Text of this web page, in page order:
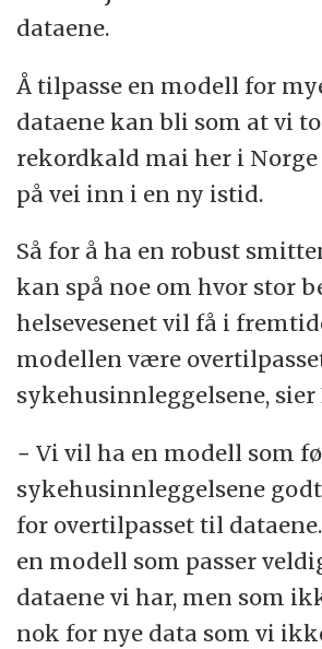
dataene.
Å tilpasse en modell for
dataene kan bli som at vi
rekordkald mai her i Norge
på vei inn i en ny istid.
Så for å ha en robust
kan spå noe om hvor stor
helsevesenet vil få i
modellen være
sykehusinnleggelsene, sier
− Vi vil ha en modell som
sykehusinnleggelsene
for overtilpasset til
en modell som passer
dataene vi har, men som
nok for nye data som vi